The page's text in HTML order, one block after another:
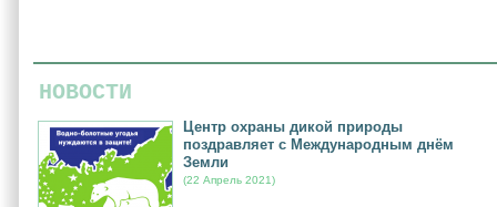
НОВОСТИ
Центр охраны дикой природы
поздравляет с Международным днём
Земли
(22 Апрель 2021)